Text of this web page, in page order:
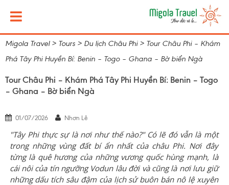
Migola Travel> Tours > Du lịch Châu Phi> Tour Châu Phi – Khám
Phá Tây Phi Huyền Bí: Benin – Togo – Ghana – Bờ biển Ngà
Tour Châu Phi – Khám Phá Tây Phi Huyền Bí: Benin – Togo
– Ghana – Bờ biển Ngà
01/07/2026 Nhơn Lê
"Tây Phi thực sự là nơi như thế nào?" Có lẽ đó vẫn là một
trong những vùng đất bí ẩn nhất của châu Phi. Nơi đây
từng là quê hương của những vương quốc hùng mạnh, là
cái nôi của tín ngưỡng Vodun lâu đời và cũng là nơi lưu giữ
những dấu tích sâu đậm của lịch sử buôn bán nô lệ xuyên